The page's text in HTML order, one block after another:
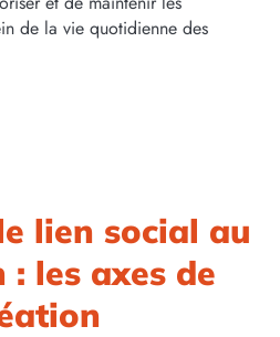
de la vie quotidienne des
lien social au
les axes de